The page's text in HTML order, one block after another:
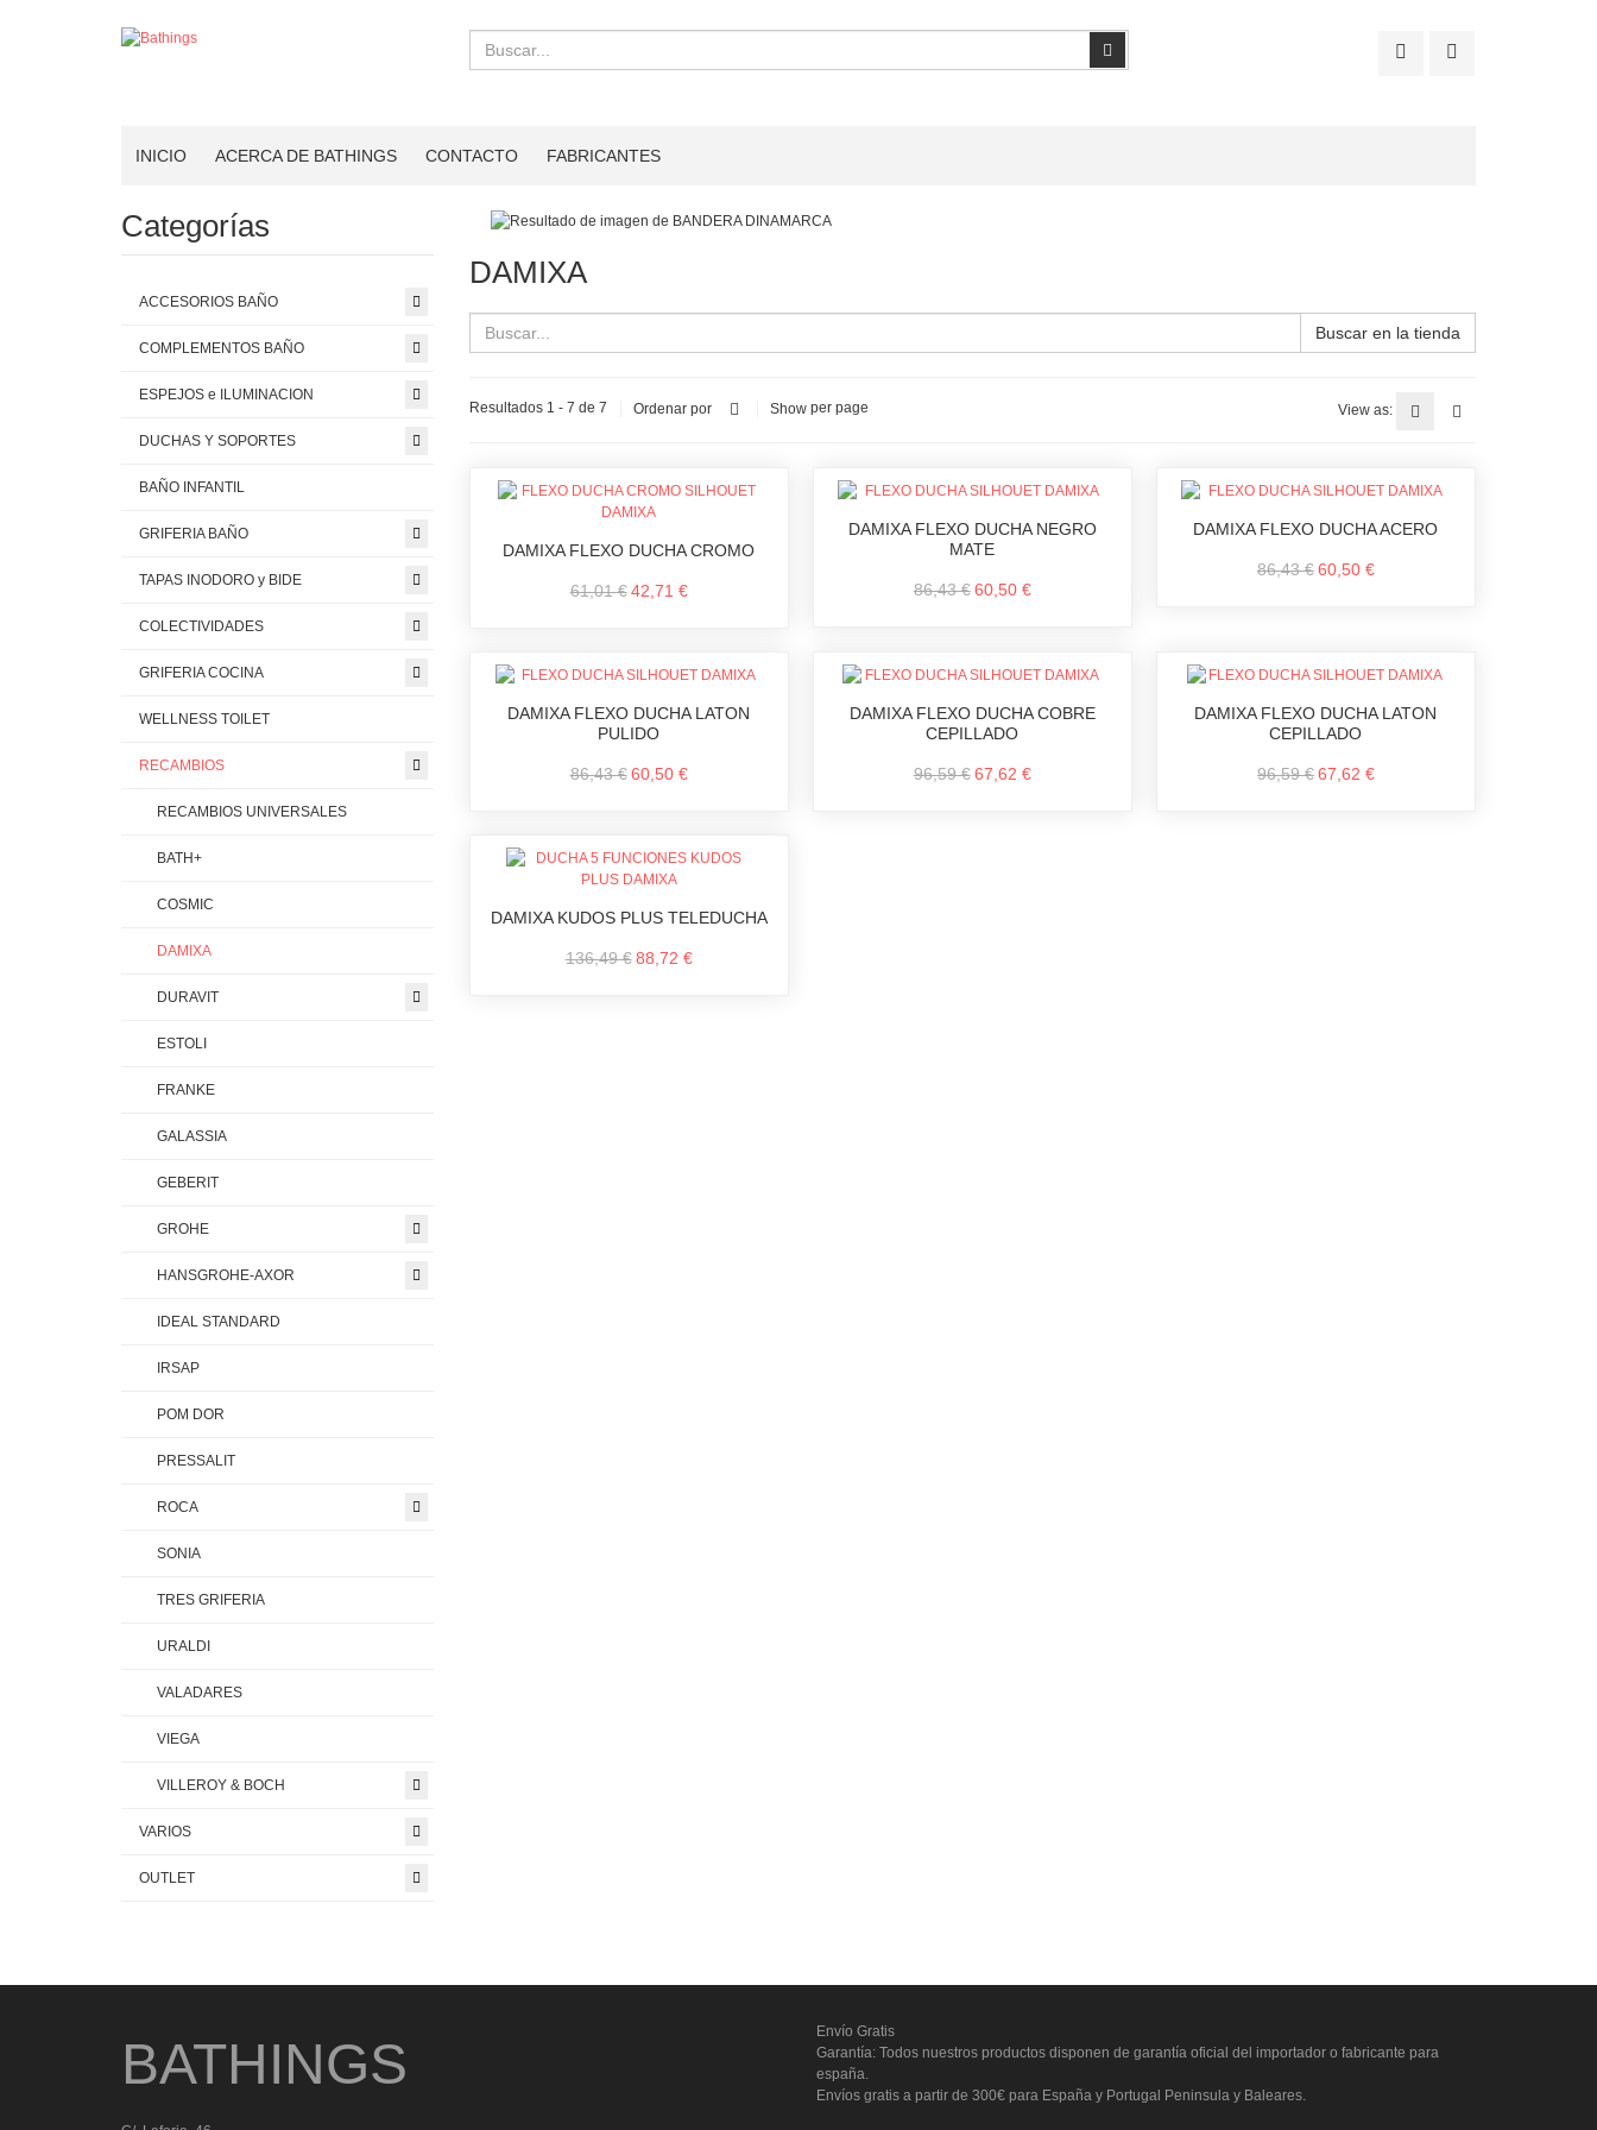
Buscar
INICIO ACERCA DE BATHINGS CONTACTO FABRICANTES
DAMIXA
Buscar en la tienda
Resultados 1 - 7 de 7 Ordenar por Show per page View as:
DAMIXA FLEXO DUCHA CROMO
61,01 € 42,71 €
DAMIXA FLEXO DUCHA NEGRO
MATE
86,43 € 60,50 €
DAMIXA FLEXO DUCHA ACERO
86,43 €60,50 €
DAMIXA FLEXO DUCHA LATON
PULIDO
86,43 € 60,50 €
DAMIXA FLEXO DUCHA COBRE
CEPILLADO
96,59 € 67,62 €
DAMIXA FLEXO DUCHA LATON
CEPILLADO
96,59 €67,62 €
DAMIXA KUDOS PLUS TELEDUCHA
136,49 € 88,72 €
Categorías
ACCESORIOS BAÑO
COMPLEMENTOS BAÑO
ESPEJOS e ILUMINACION
DUCHAS Y SOPORTES
BAÑO INFANTIL
GRIFERIA BAÑO
TAPAS INODORO y BIDE
COLECTIVIDADES
GRIFERIA COCINA
WELLNESS TOILET
RECAMBIOS
RECAMBIOS UNIVERSALES
BATH+
COSMIC
DAMIXA
DURAVIT
ESTOLI
FRANKE
GALASSIA
GEBERIT
GROHE
HANSGROHE-AXOR
IDEAL STANDARD
IRSAP
POM DOR
PRESSALIT
ROCA
SONIA
TRES GRIFERIA
URALDI
VALADARES
VIEGA
VILLEROY & BOCH
VARIOS
OUTLET
BATHINGS
Envío Gratis
Garantía: Todos nuestros productos disponen de garantía oficial del importador o fabricante para
españa.
Envíos gratis a partir de 300€ para España y Portugal Peninsula y Baleares.